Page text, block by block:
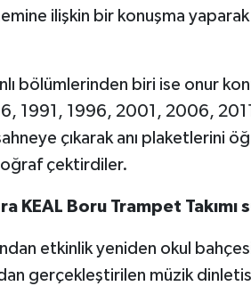
ilişkin bir konuşma
bölümlerinden biri ise onur
1991, 1996, 2001, 2006,
çıkarak anı plaketlerini
çektirdiler.
KEAL Boru Trampet Takımı
etkinlik yeniden okul
gerçekleştirilen müzik